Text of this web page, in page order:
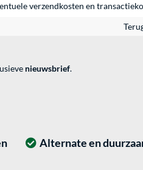
verzendkosten en
nieuwsbrief.
Alternate en